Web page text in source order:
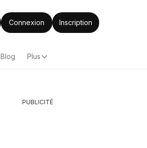
Connexion Inscription
Blog Plus
PUBLICITÉ